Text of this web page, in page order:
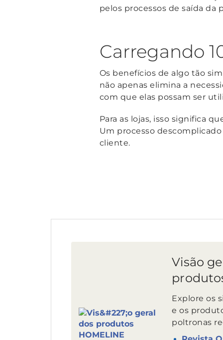
pelos processos de saída
Carregando
Os benefícios de algo tão
não apenas elimina a
com que elas possam ser
Para as lojas, isso significa
Um processo
cliente.
Visão
Explore os
e os
poltronas